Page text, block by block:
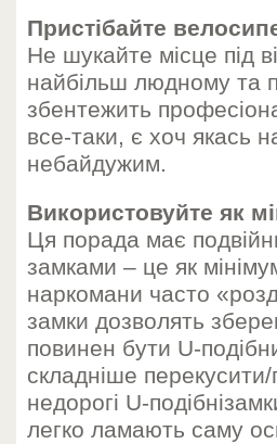
Пристібайте
Не шукайте місце під
найбільш людному та
збентежить
все-таки, є хоч якась
небайдужим.
Використовуйте як
Ця порада має
замками – це як
наркомани часто
замки дозволять
повинен бути U-
складніше
недорогі U-
легко ламають саму